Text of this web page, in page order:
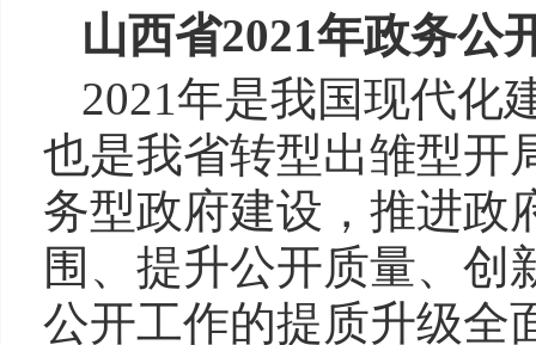
山西省2021年政务公
2021年是我国现代化
也是我省转型出雏型开
务型政府建设，推进政
围、提升公开质量、创
公开工作的提质升级全